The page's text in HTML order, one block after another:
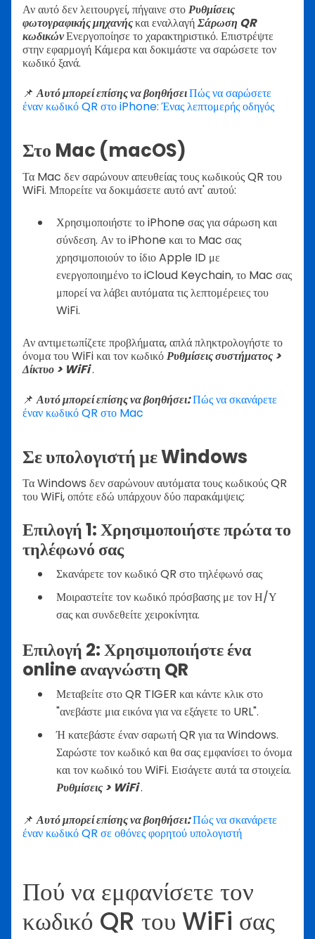
Αν αυτό δεν λειτουργεί, πήγαινε στοΡυθμίσεις
φωτογραφικής μηχανήςκαι εναλλαγήΣάρωση QR
κωδικώνΕνεργοποίησε το χαρακτηριστικό. Επιστρέψτε
στην εφαρμογή Κάμερα και δοκιμάστε να σαρώσετε τον
κωδικό ξανά.
📌Αυτό μπορεί επίσης να βοηθήσειΠώς να σαρώσετε
έναν κωδικό QR στο iPhone: Ένας λεπτομερής οδηγός
Στο Mac (macOS)
Τα Mac δεν σαρώνουν απευθείας τους κωδικούς QR του
WiFi. Μπορείτε να δοκιμάσετε αυτό αντ' αυτού:
Χρησιμοποιήστε το iPhone σας για σάρωση και
σύνδεση. Αν το iPhone και το Mac σας
χρησιμοποιούν το ίδιο Apple ID με
ενεργοποιημένο το iCloud Keychain, το Mac σας
μπορεί να λάβει αυτόματα τις λεπτομέρειες του
WiFi.
Αν αντιμετωπίζετε προβλήματα, απλά πληκτρολογήστε το
όνομα του WiFi και τον κωδικόΡυθμίσεις συστήματος >
Δίκτυο > WiFi.
📌Αυτό μπορεί επίσης να βοηθήσει:Πώς να σκανάρετε
έναν κωδικό QR στο Mac
Σε υπολογιστή με Windows
Τα Windows δεν σαρώνουν αυτόματα τους κωδικούς QR
του WiFi, οπότε εδώ υπάρχουν δύο παρακάμψεις:
Επιλογή 1: Χρησιμοποιήστε πρώτα το
τηλέφωνό σας
Σκανάρετε τον κωδικό QR στο τηλέφωνό σας
Μοιραστείτε τον κωδικό πρόσβασης με τον Η/Υ
σας και συνδεθείτε χειροκίνητα.
Επιλογή 2: Χρησιμοποιήστε ένα
online αναγνώστη QR
Μεταβείτε στο QR TIGER και κάντε κλικ στο
"ανεβάστε μια εικόνα για να εξάγετε το URL".
Ή κατεβάστε έναν σαρωτή QR για τα Windows.
Σαρώστε τον κωδικό και θα σας εμφανίσει το όνομα
και τον κωδικό του WiFi. Εισάγετε αυτά τα στοιχεία.
Ρυθμίσεις > WiFi.
📌Αυτό μπορεί επίσης να βοηθήσει:Πώς να σκανάρετε
έναν κωδικό QR σε οθόνες φορητού υπολογιστή
Πού να εμφανίσετε τον
κωδικό QR του WiFi σας